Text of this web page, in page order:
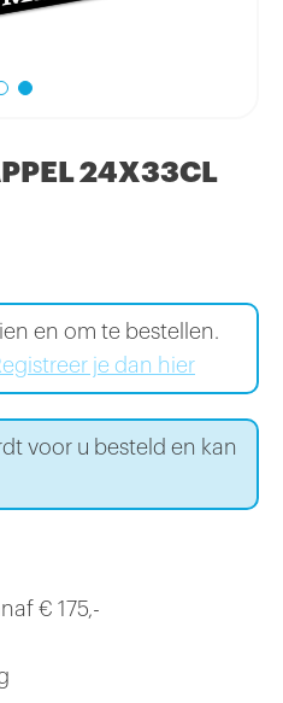
24X33CL
en om te bestellen.
je dan hier
voor u besteld en kan
€ 175,-